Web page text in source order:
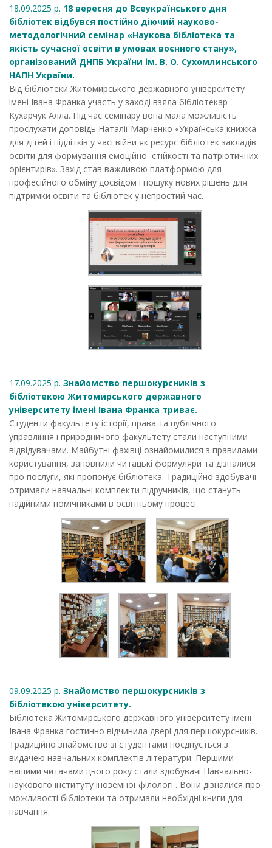
18.09.2025 р. 18 вересня до Всеукраїнського дня
бібліотек відбувся постійно діючий науково-
методологічний семінар «Наукова бібліотека та
якість сучасної освіти в умовах воєнного стану»,
організований ДНПБ України ім. В. О. Сухомлинського
НАПН України.
Від бібліотеки Житомирського державного університету
імені Івана Франка участь у заході взяла бібліотекар
Кухарчук Алла. Під час семінару вона мала можливість
прослухати доповідь Наталії Марченко «Українська книжка
для дітей і підлітків у часі війни як ресурс бібліотек закладів
освіти для формування емоційної стійкості та патріотичних
орієнтирів». Захід став важливою платформою для
професійного обміну досвідом і пошуку нових рішень для
підтримки освіти та бібліотек у непростий час.
17.09.2025 р. Знайомство першокурсників з
бібліотекою Житомирського державного
університету імені Івана Франка триває.
Студенти факультету історії, права та публічного
управління і природничого факультету стали наступними
відвідувачами. Майбутні фахівці ознайомилися з правилами
користування, заповнили читацькі формуляри та дізналися
про послуги, які пропонує бібліотека. Традиційно здобувачі
отримали навчальні комплекти підручників, що стануть
надійними помічниками в освітньому процесі.
09.09.2025 р. Знайомство першокурсників з
бібліотекою університету.
Бібліотека Житомирського державного університету імені
Івана Франка гостинно відчинила двері для першокурсників.
Традиційно знайомство зі студентами поєднується з
видачею навчальних комплектів літератури. Першими
нашими читачами цього року стали здобувачі Навчально-
наукового інституту іноземної філології. Вони дізналися про
можливості бібліотеки та отримали необхідні книги для
навчання.